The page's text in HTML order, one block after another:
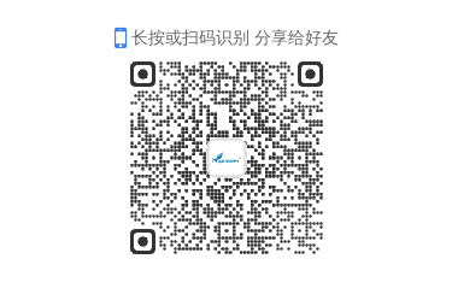
长按或扫码识别 分享给好友